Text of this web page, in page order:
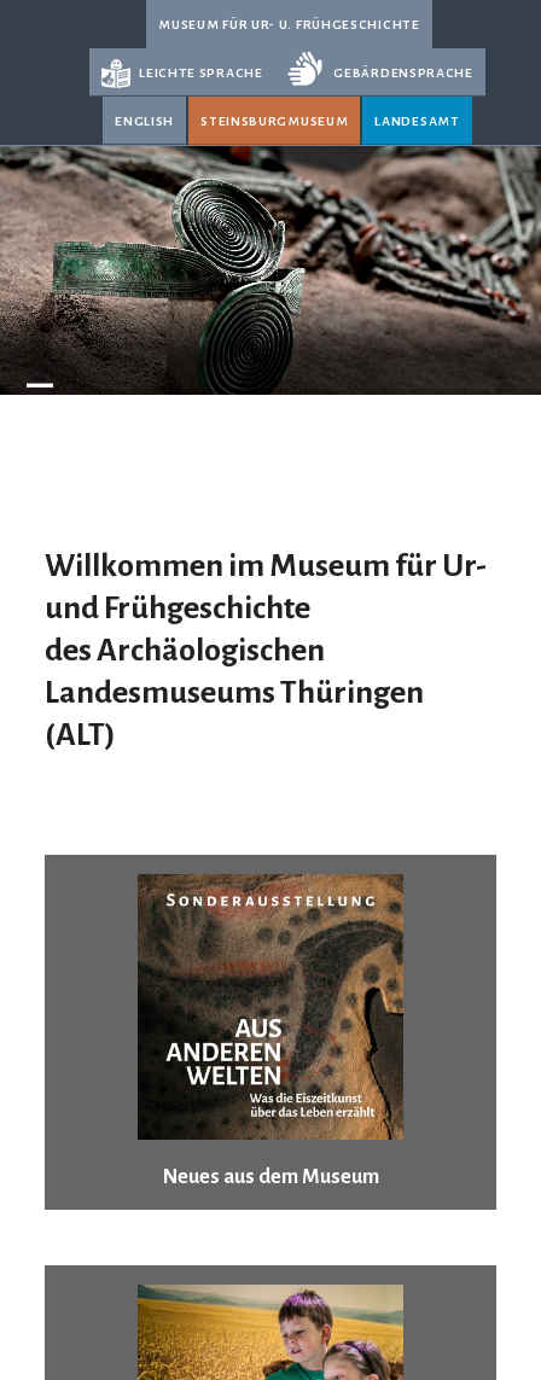
museum für ur- u. frühgeschichte
leichte sprache gebärdensprache
english steinsburgmuseum landesamt
Willkommen im Museum für Ur-
und Frühgeschichte
desArchäologischen
LandesmuseumsThüringen
(ALT)
Neues aus dem Museum